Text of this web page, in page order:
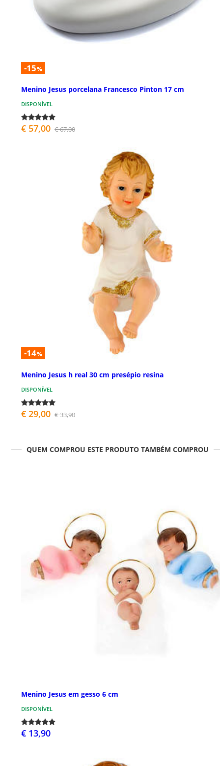
-15%
Menino Jesus porcelana Francesco Pinton 17 cm
DISPONÍVEL
€ 57,00 € 67,00
-14%
Menino Jesus h real 30 cm presépio resina
DISPONÍVEL
€ 29,00 € 33,90
QUEM COMPROU ESTE PRODUTO TAMBÉM COMPROU
Menino Jesus em gesso 6 cm
DISPONÍVEL
€ 13,90